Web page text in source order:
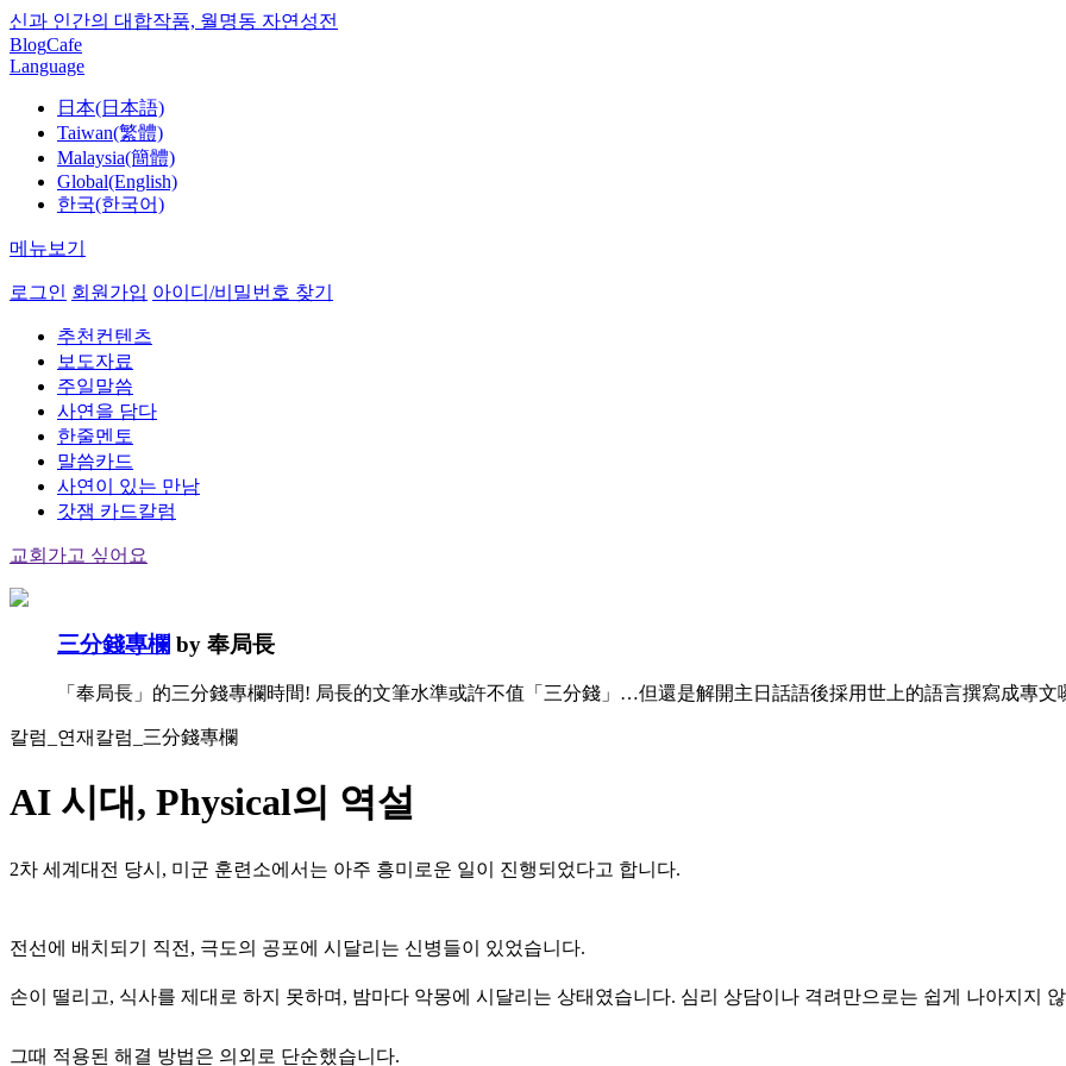
신과 인간의 대합작품, 월명동 자연성전
BlogCafe
Language
日本(日本語)
Taiwan(繁體)
Malaysia(簡體)
Global(English)
한국(한국어)
메뉴보기
로그인 회원가입 아이디/비밀번호 찾기
추천컨텐츠
보도자료
주일말씀
사연을 담다
한줄멘토
말씀카드
사연이 있는 만남
갓잼 카드칼럼
교회가고 싶어요
三分錢專欄 by 奉局長
「奉局長」的三分錢專欄時間! 局長的文筆水準或許不值「三分錢」…但還是解開主日話語後採用世上的語言撰寫成專文
칼럼_연재칼럼_三分錢專欄
AI 시대, Physical의 역설
2차 세계대전 당시, 미군 훈련소에서는 아주 흥미로운 일이 진행되었다고 합니다.
전선에 배치되기 직전, 극도의 공포에 시달리는 신병들이 있었습니다.
손이 떨리고, 식사를 제대로 하지 못하며, 밤마다 악몽에 시달리는 상태였습니다. 심리 상담이나 격려만으로는 쉽게 나아지지
그때 적용된 해결 방법은 의외로 단순했습니다.